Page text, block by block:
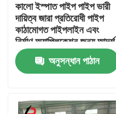
বাড়ি
কালো ইস্পাত পাইপ পাইপ ভারী
দায়িত্ব জারা প্রতিরোধী পাইপ
কাঠামোগত পাইপলাইন এবং
নির্মাণ অ্যাপ্লিকেশন জন্য আদর্শ
অনুসন্ধান পাঠান